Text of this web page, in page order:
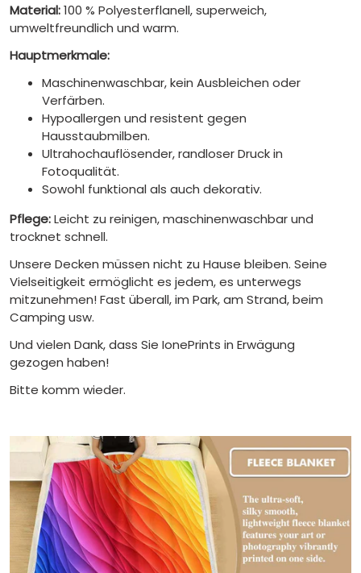
Material:100 % Polyesterflanell, superweich,
umweltfreundlich und warm.
Hauptmerkmale:
Maschinenwaschbar, kein Ausbleichen oder
Verfärben.
Hypoallergen und resistent gegen
Hausstaubmilben.
Ultrahochauflösender, randloser Druck in
Fotoqualität.
Sowohl funktional als auch dekorativ.
Pflege:Leicht zu reinigen, maschinenwaschbar und
trocknet schnell.
Unsere Decken müssen nicht zu Hause bleiben. Seine
Vielseitigkeit ermöglicht es jedem, es unterwegs
mitzunehmen! Fast überall, im Park, am Strand, beim
Camping usw.
Und vielen Dank, dass Sie IonePrints in Erwägung
gezogen haben!
Bitte komm wieder.